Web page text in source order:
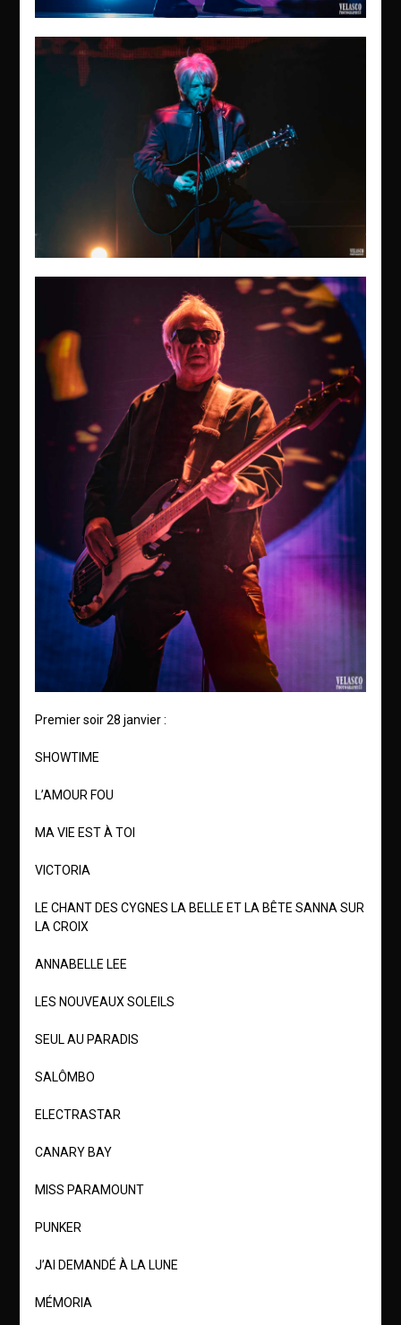
Premier soir 28 janvier :
SHOWTIME
L’AMOUR FOU
MA VIE EST À TOI
VICTORIA
LE CHANT DES CYGNES LA BELLE ET LA BÊTE SANNA SUR
LA CROIX
ANNABELLE LEE
LES NOUVEAUX SOLEILS
SEUL AU PARADIS
SALÔMBO
ELECTRASTAR
CANARY BAY
MISS PARAMOUNT
PUNKER
J’AI DEMANDÉ À LA LUNE
MÉMORIA